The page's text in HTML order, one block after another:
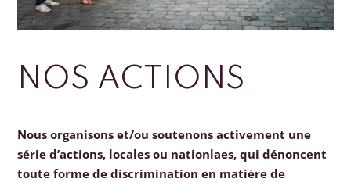
NOS ACTIONS
Nous organisons et/ou soutenons activement une
série d’actions, locales ou nationlaes, qui dénoncent
toute forme de discrimination en matière de